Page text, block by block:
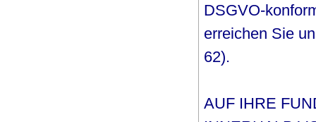
DSGVO-
erreichen Sie
62).
AUF IHRE